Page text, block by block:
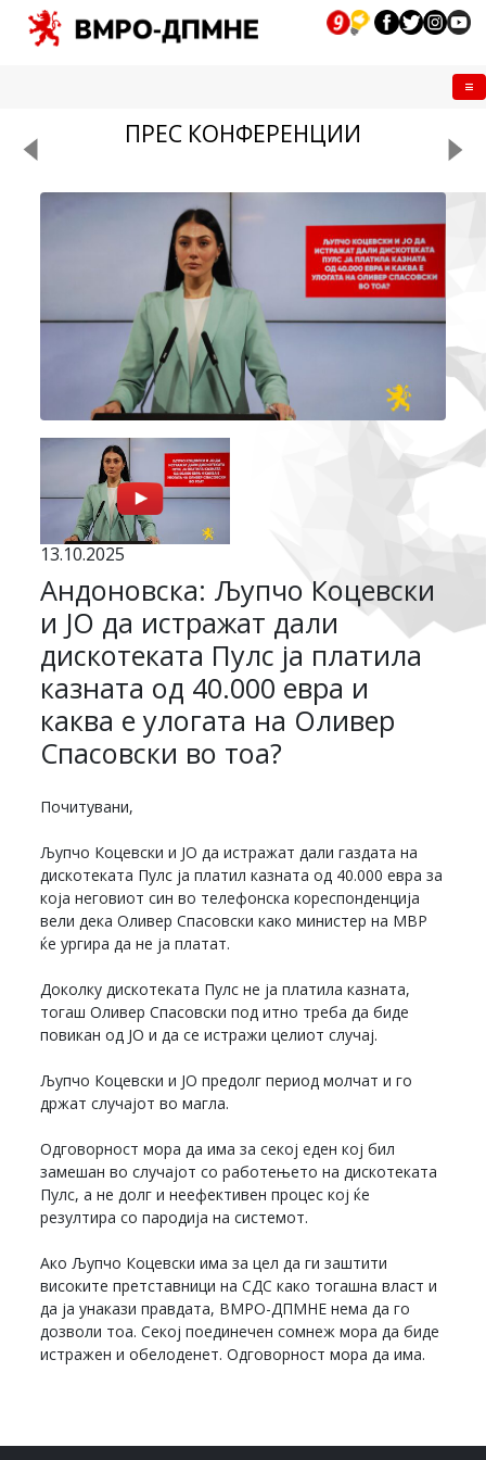
ПРЕС КОНФЕРЕНЦИИ
13.10.2025
Андоновска: Љупчо Коцевски
и ЈО да истражат дали
дискотеката Пулс ја платила
казната од 40.000 евра и
каква е улогата на Оливер
Спасовски во тоа?
Почитувани,
Љупчо Коцевски и ЈО да истражат дали газдата на
дискотеката Пулс ја платил казната од 40.000 евра за
која неговиот син во телефонска кореспонденција
вели дека Оливер Спасовски како министер на МВР
ќе ургира да не ја платат.
Доколку дискотеката Пулс не ја платила казната,
тогаш Оливер Спасовски под итно треба да биде
повикан од ЈО и да се истражи целиот случај.
Љупчо Коцевски и ЈО предолг период молчат и го
држат случајот во магла.
Одговорност мора да има за секој еден кој бил
замешан во случајот со работењето на дискотеката
Пулс, а не долг и неефективен процес кој ќе
резултира со пародија на системот.
Ако Љупчо Коцевски има за цел да ги заштити
високите претставници на СДС како тогашна власт и
да ја унакази правдата, ВМРО-ДПМНЕ нема да го
дозволи тоа. Секој поединечен сомнеж мора да биде
истражен и обелоденет. Одговорност мора да има.